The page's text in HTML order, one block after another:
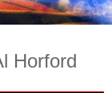
Horford